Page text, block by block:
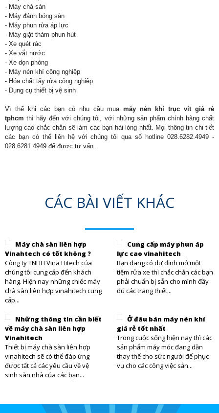
- Máy chà sàn
- Máy đánh bóng sàn
- Máy phun rửa áp lực
- Máy giặt thảm phun hút
- Xe quét rác
- Xe vắt nước
- Xe dọn phòng
- Máy nén khí công nghiệp
- Hóa chất tẩy rửa công nghiệp
- Dụng cụ thiết bị vệ sinh
Vì thế khi các bạn có nhu cầu muamáy nén khí trục vít giá rẻ
tphcm thì hãy đến với chúng tôi, với những sản phẩm chính hãng chất
lượng cao chắc chắn sẽ làm các bạn hài lòng nhất. Mọi thông tin chi tiết
các bạn có thể liên hệ với chúng tôi qua số hotline 028.6282.4949 -
028.6281.4949 để được tư vấn.
CÁC BÀI VIẾT KHÁC
Máy chà sàn liên hợp
Vinahtech có tốt không ?
Công ty TNHH Vina Hitech của
chúng tôi cung cấp đến khách
hàng. Hiện nay những chiếc máy
chà sàn liên hợp vinahitech cung
cấp...
Cung cấp máy phun áp
lực cao vinahitech
Bạn đang có dự định mở một
tiệm rửa xe thì chắc chắn các bạn
phải chuẩn bị sẵn cho mình đầy
đủ các trang thiết...
Những thông tin cần biết
về máy chà sàn liên hợp
Vinahitech
Thiết bị máy chà sàn liên hợp
vinahitech sẽ có thể đáp ứng
được tất cả các yêu cầu về vệ
sinh sàn nhà của các bạn...
Ở đâu bán máy nén khí
giá rẻ tốt nhất
Trong cuộc sống hiện nay thì các
sản phẩm máy móc đang dần
thay thế cho sức người để phục
vụ cho các công việc sản...